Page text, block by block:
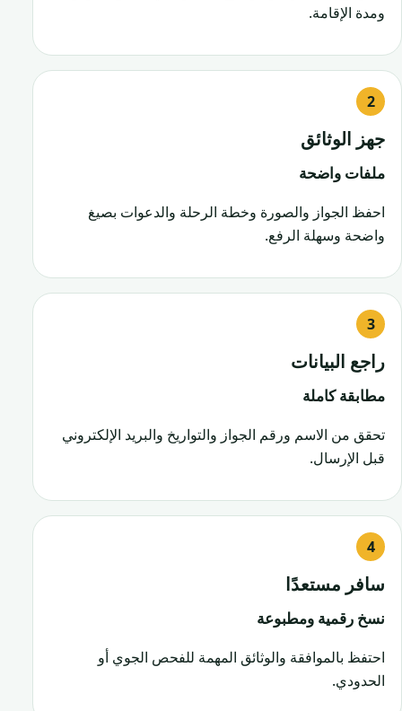
ومدة الإقامة.
جهز الوثائق
ملفات واضحة
احفظ الجواز والصورة وخطة الرحلة والدعوات بصيغ
واضحة وسهلة الرفع.
راجع البيانات
مطابقة كاملة
تحقق من الاسم ورقم الجواز والتواريخ والبريد الإلكتروني
قبل الإرسال.
سافر مستعدًا
نسخ رقمية ومطبوعة
احتفظ بالموافقة والوثائق المهمة للفحص الجوي أو
الحدودي.